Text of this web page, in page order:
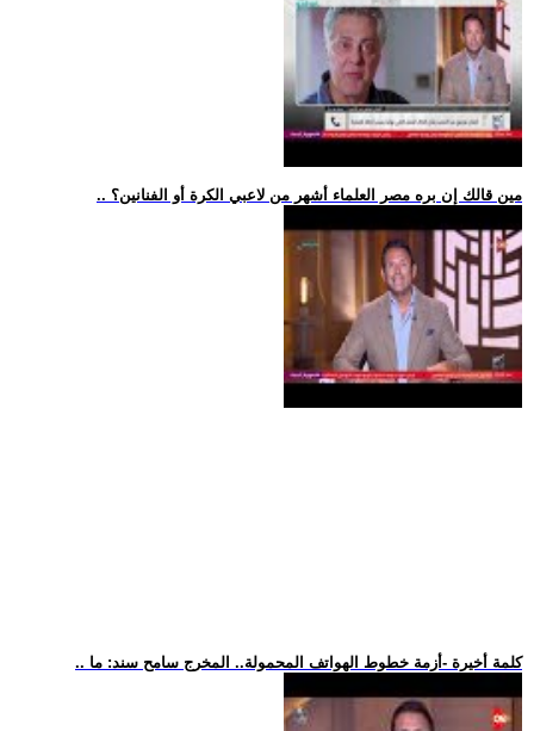
.. مين قالك إن بره مصر العلماء أشهر من لاعبي الكرة أو الفنانين؟
.. كلمة أخيرة -أزمة خطوط الهواتف المحمولة.. المخرج سامح سند: ما